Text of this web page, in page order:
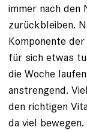
immer nach den
zurückbleiben.
Komponente
für sich etwas
die Woche
anstrengend.
den richtigen
da viel